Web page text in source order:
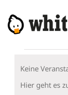
Inhalt
für
2.Hinweis
Keine
Hier geht es